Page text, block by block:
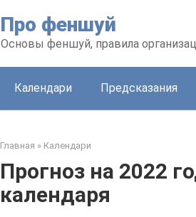
Про феншуй
Основы феншуй, правила
Календари Предсказания
Главная » Календари
Прогноз на 2022
календаря